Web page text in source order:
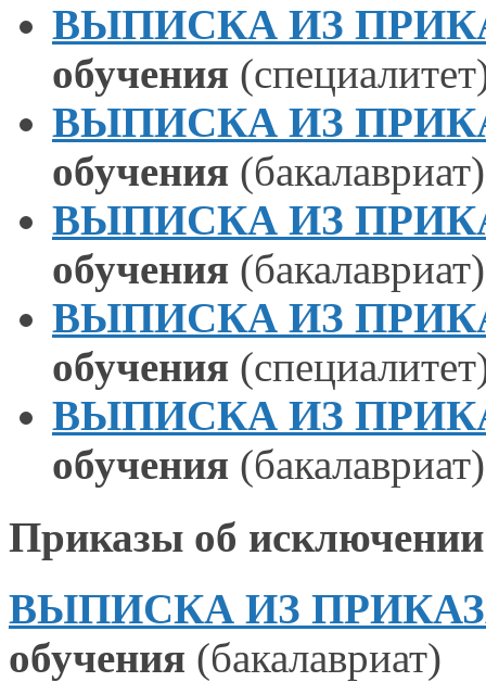
ВЫПИСКА ИЗ
обучения (специалитет
ВЫПИСКА ИЗ
обучения (бакалавриат
ВЫПИСКА ИЗ
обучения (бакалавриат
ВЫПИСКА ИЗ
обучения (специалитет
ВЫПИСКА ИЗ
обучения (бакалавриат
Приказы об исключении
ВЫПИСКА ИЗ ПРИКАЗА
обучения (бакалавриат)